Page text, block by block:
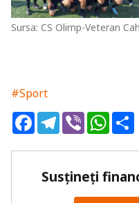
Sursa: CS Olimp-Veteran
#Sport
FacebookTelegram
Viber
Susțineți